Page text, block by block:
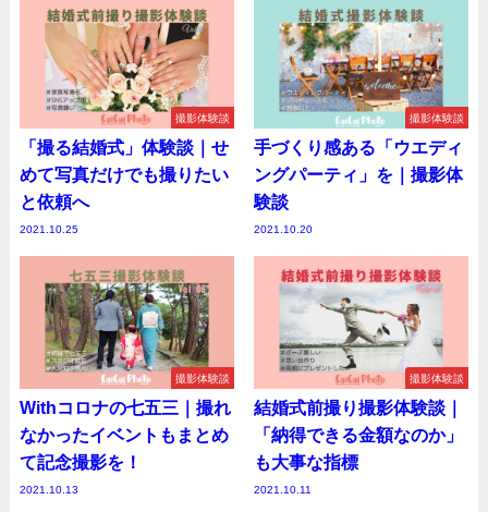
撮影体験談
「撮る結婚式」体験談｜せ
めて写真だけでも撮りたい
と依頼へ
2021.10.25
撮影体験談
手づくり感ある「ウエディ
ングパーティ」を｜撮影体
験談
2021.10.20
撮影体験談
Withコロナの七五三｜撮れ
なかったイベントもまとめ
て記念撮影を！
2021.10.13
撮影体験談
結婚式前撮り撮影体験談｜
「納得できる金額なのか」
も大事な指標
2021.10.11